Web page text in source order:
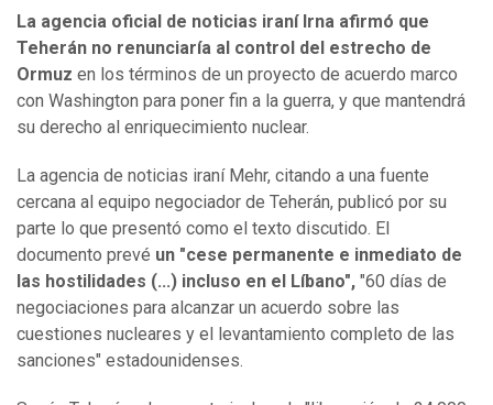
La agencia oficial de noticias iraní Irna afirmó que
Teherán no renunciaría al control del estrecho de
Ormuz en los términos de un proyecto de acuerdo marco
con Washington para poner fin a la guerra, y que mantendrá
su derecho al enriquecimiento nuclear.
La agencia de noticias iraní Mehr, citando a una fuente
cercana al equipo negociador de Teherán, publicó por su
parte lo que presentó como el texto discutido. El
documento prevé un "cese permanente e inmediato de
las hostilidades (...) incluso en el Líbano", "60 días de
negociaciones para alcanzar un acuerdo sobre las
cuestiones nucleares y el levantamiento completo de las
sanciones" estadounidenses.